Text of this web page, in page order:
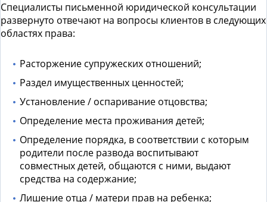
Специалисты письменной юридической консультации
развернуто отвечают на вопросы клиентов в следующих
областях права:
Расторжение супружеских отношений;
Раздел имущественных ценностей;
Установление / оспаривание отцовства;
Определение места проживания детей;
Определение порядка, в соответствии с которым
родители после развода воспитывают
совместных детей, общаются с ними, выдают
средства на содержание;
Лишение отца / матери прав на ребенка;